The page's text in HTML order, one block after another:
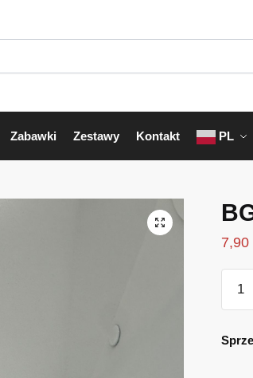
Zabawki Zestawy Kontakt PL
7,90
BG-
B